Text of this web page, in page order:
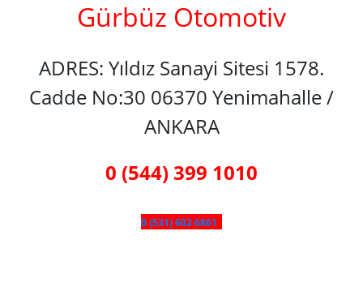
Gürbüz Otomotiv
ADRES: Yıldız Sanayi Sitesi 1578.
Cadde No:30 06370 Yenimahalle /
ANKARA
0 (544) 399 1010
0 (531) 602 6861